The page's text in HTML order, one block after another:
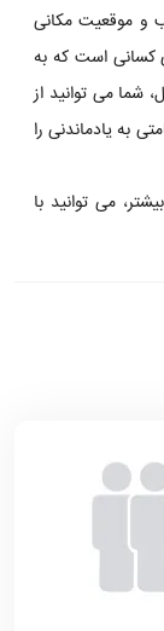
و موقعیت مکانی
کسانی است که به
شما می توانید از
به یادماندنی را
می توانید با